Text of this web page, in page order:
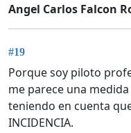
Angel Carlos Falcon
#19
Porque soy piloto
me parece una
teniendo en cuenta
INCIDENCIA.